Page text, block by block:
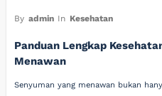
By admin In Kesehatan
Panduan Lengkap
Menawan
Senyuman yang menawan bukan